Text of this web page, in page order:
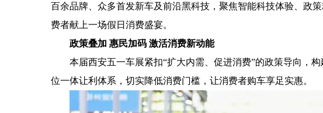
百余品牌、众多首发新车及前沿黑科技，聚焦智能科技体验、政
费者献上一场假日消费盛宴。
政策叠加 惠民加码 激活消费新动能
本届西安五一车展紧扣“扩大内需、促进消费”的政策导向，
位一体让利体系，切实降低消费门槛，让消费者购车享足实惠。